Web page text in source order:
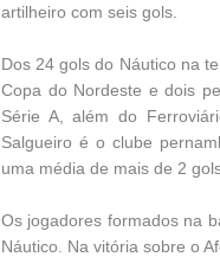
artilheiro com seis gols.
Dos 24 gols do Náutico na
Copa do Nordeste e dois
Série A, além do
Salgueiro é o clube
uma média de mais de 2
Os jogadores formados na
Náutico. Na vitória sobre o